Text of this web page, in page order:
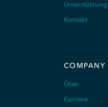
Unterstützung
Kontakt
COMPANY
Über
Karriere